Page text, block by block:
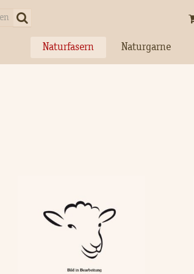
Naturfasern Naturgarne